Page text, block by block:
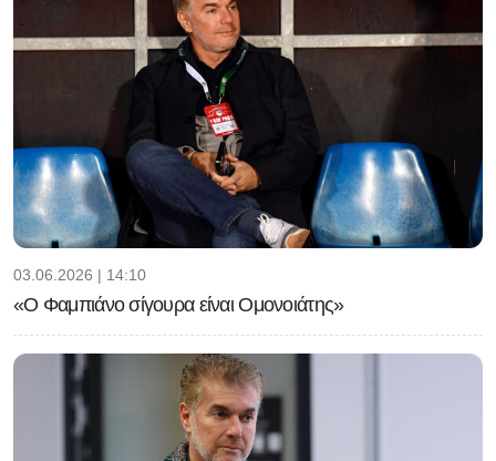
03.06.2026 | 14:10
«Ο Φαμπιάνο σίγουρα είναι Ομονοιάτης»